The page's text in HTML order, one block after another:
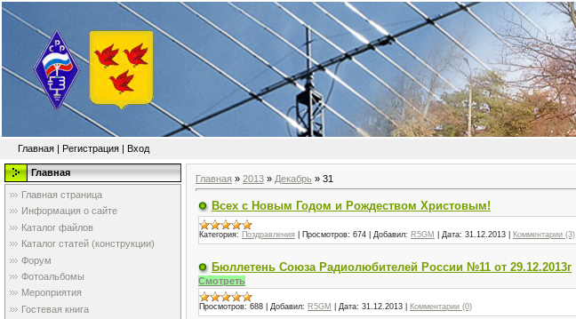
Главная | Регистрация | Вход
Главная
Главная страница
Информация о сайте
Каталог файлов
Каталог статей (конструкции)
Форум
Фотоальбомы
Мероприятия
Гостевая книга
Главная » 2013 » Декабрь » 31
Всех с Новым Годом и Рождеством Христовым!
Категория: Поздравления Просмотров: 674 Добавил: R5GM Дата: 31.12.2013 Комментарии (3)
Бюллетень Союза Радиолюбителей России №11 от 29.12.2013г
Смотреть
Просмотров: 688 Добавил: R5GM Дата: 31.12.2013 Комментарии (0)